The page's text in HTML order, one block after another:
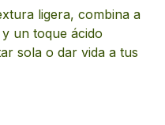
ligera, combina a
un toque ácido
sola o dar vida a tus